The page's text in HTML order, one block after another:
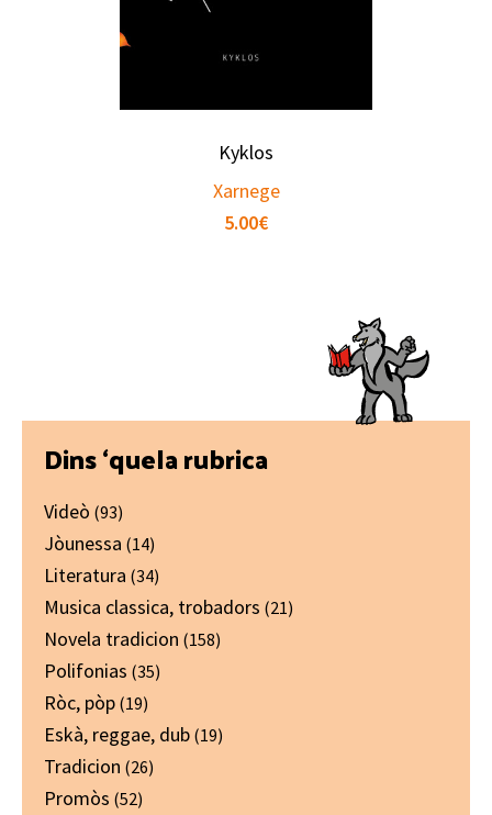
Kyklos
Xarnege
5.00€
Primary
Sidebar
Dins ‘quela rubrica
Videò (93)
Jòunessa (14)
Literatura (34)
Musica classica, trobadors (21)
Novela tradicion (158)
Polifonias (35)
Ròc, pòp (19)
Eskà, reggae, dub (19)
Tradicion (26)
Promòs (52)